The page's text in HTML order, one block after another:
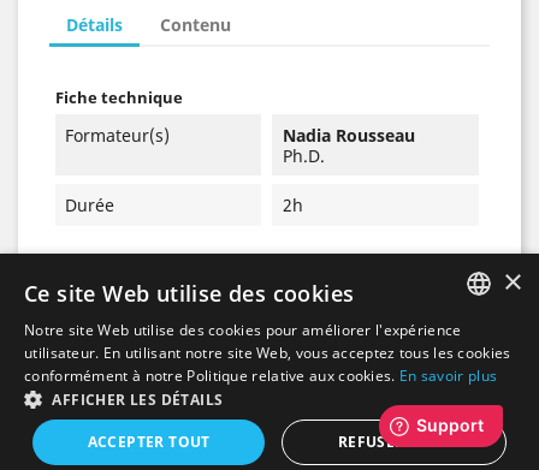
Détails Contenu
Fiche technique
Formateur(s)
Nadia Rousseau
Ph.D.
Durée 2h
Déclaration de
confidentialité et
conditions
d'utilisation
FRENCH
ENGLISH
×
Ce site Web utilise des cookies
Notre site Web utilise des cookies pour améliorer l'expérience
utilisateur. En utilisant notre site Web, vous acceptez tous les cookies
conformément à notre Politique relative aux cookies. En savoir plus
AFFICHER LES DÉTAILS
ACCEPTER TOUT REFUSER TOUT